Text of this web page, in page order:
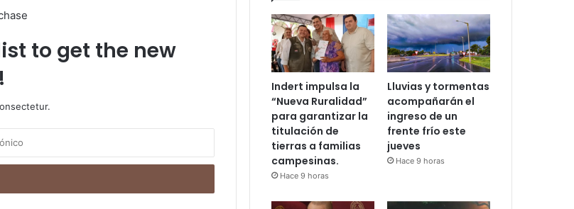
to get the new
Indert impulsa la
“Nueva Ruralidad”
para garantizar la
titulación de
tierras a familias
campesinas.
Hace 9 horas
Lluvias y tormentas
acompañarán el
ingreso de un
frente frío este
jueves
Hace 9 horas